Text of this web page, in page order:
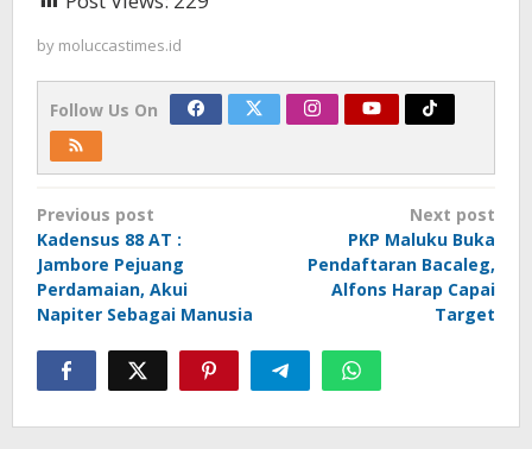
by moluccastimes.id
Follow Us On
Post
navigation
Previous post
Kadensus 88 AT :
Jambore Pejuang
Perdamaian, Akui
Napiter Sebagai Manusia
Next post
PKP Maluku Buka
Pendaftaran Bacaleg,
Alfons Harap Capai
Target